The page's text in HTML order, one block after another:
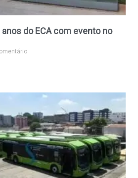
anos do ECA com evento no